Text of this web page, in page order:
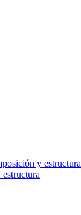
y estructura